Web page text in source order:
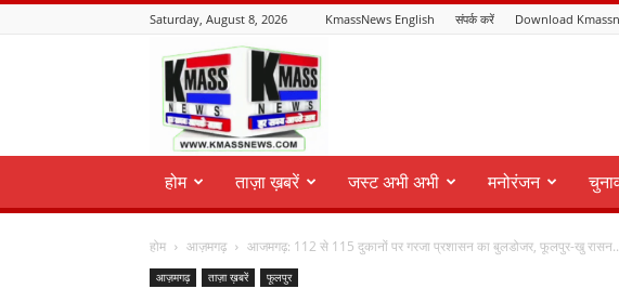
Saturday, August 8, 2026 KmassNews English संपर्क करें Download
KmassNews
होम ताज़ा ख़बरें जस्ट अभी अभी मनोरंजन
होम आज़मगढ़ आजमगढ़: 112 से 115 दुकानों पर गरजा प्रशासन का बुलडोजर, फूलपुर-खु
आज़मगढ़ ताज़ा ख़बरें फूलपुर